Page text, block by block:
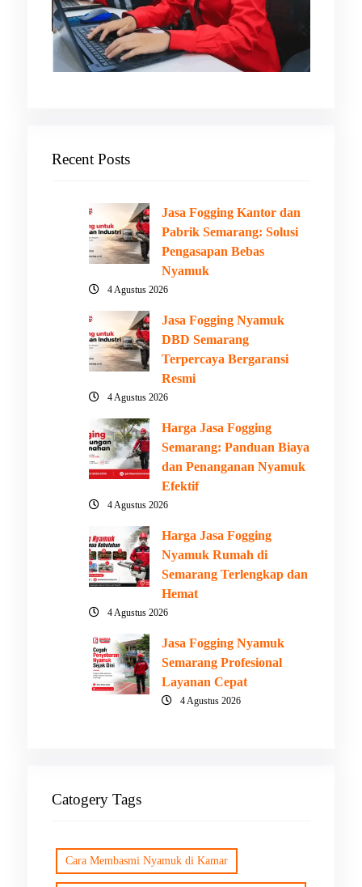
Recent Posts
Jasa Fogging Kantor dan
Pabrik Semarang: Solusi
Pengasapan Bebas
Nyamuk
4 Agustus 2026
Jasa Fogging Nyamuk
DBD Semarang
Terpercaya Bergaransi
Resmi
4 Agustus 2026
Harga Jasa Fogging
Semarang: Panduan Biaya
dan Penanganan Nyamuk
Efektif
4 Agustus 2026
Harga Jasa Fogging
Nyamuk Rumah di
Semarang Terlengkap dan
Hemat
4 Agustus 2026
Jasa Fogging Nyamuk
Semarang Profesional
Layanan Cepat
4 Agustus 2026
Catogery Tags
Cara Membasmi Nyamuk di Kamar